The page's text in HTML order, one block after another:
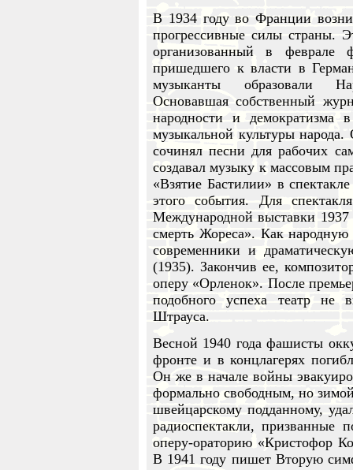
В 1934 году во Франции
прогрессивные силы страны.
организованный в феврале
пришедшего к власти в
музыканты образовали
Основавшая собственный
народности и демократизма
музыкальной культуры
сочинял песни для рабочих
создавал музыку к массовым
«Взятие Бастилии» в
этого события. Для
Международной выставки
смерть Жореса». Как
современники и
(1935). Закончив ее,
оперу «Орленок». После
подобного успеха театр не
Штрауса.
Весной 1940 года фашисты
фронте и в концлагерях
Он же в начале войны
формально свободным, но
швейцарскому подданному,
радиоспектакли, призванные
оперу-ораторию «Кристофор
В 1941 году пишет Вторую